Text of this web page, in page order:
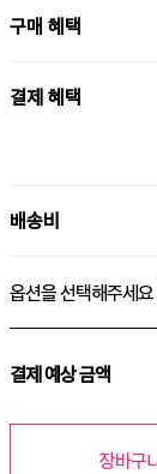
구매 혜택
결제 혜택
배송비
옵션을 선택해주세요
결제 예상 금액
장바구